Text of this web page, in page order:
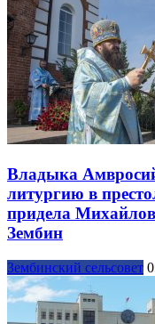
Владыка
литургию в
придела
Зембин
Зембинский сельсовет